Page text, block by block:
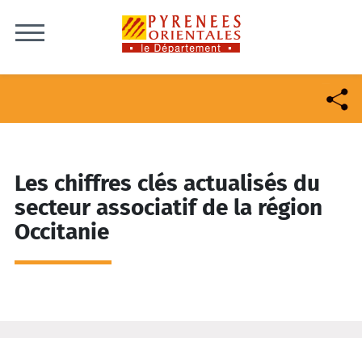
Les chiffres clés actualisés du
secteur associatif de la région
Occitanie